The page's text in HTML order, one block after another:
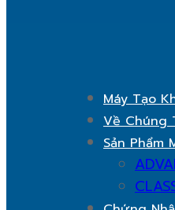
Máy Tạo
Về Chúng
Sản Phẩm